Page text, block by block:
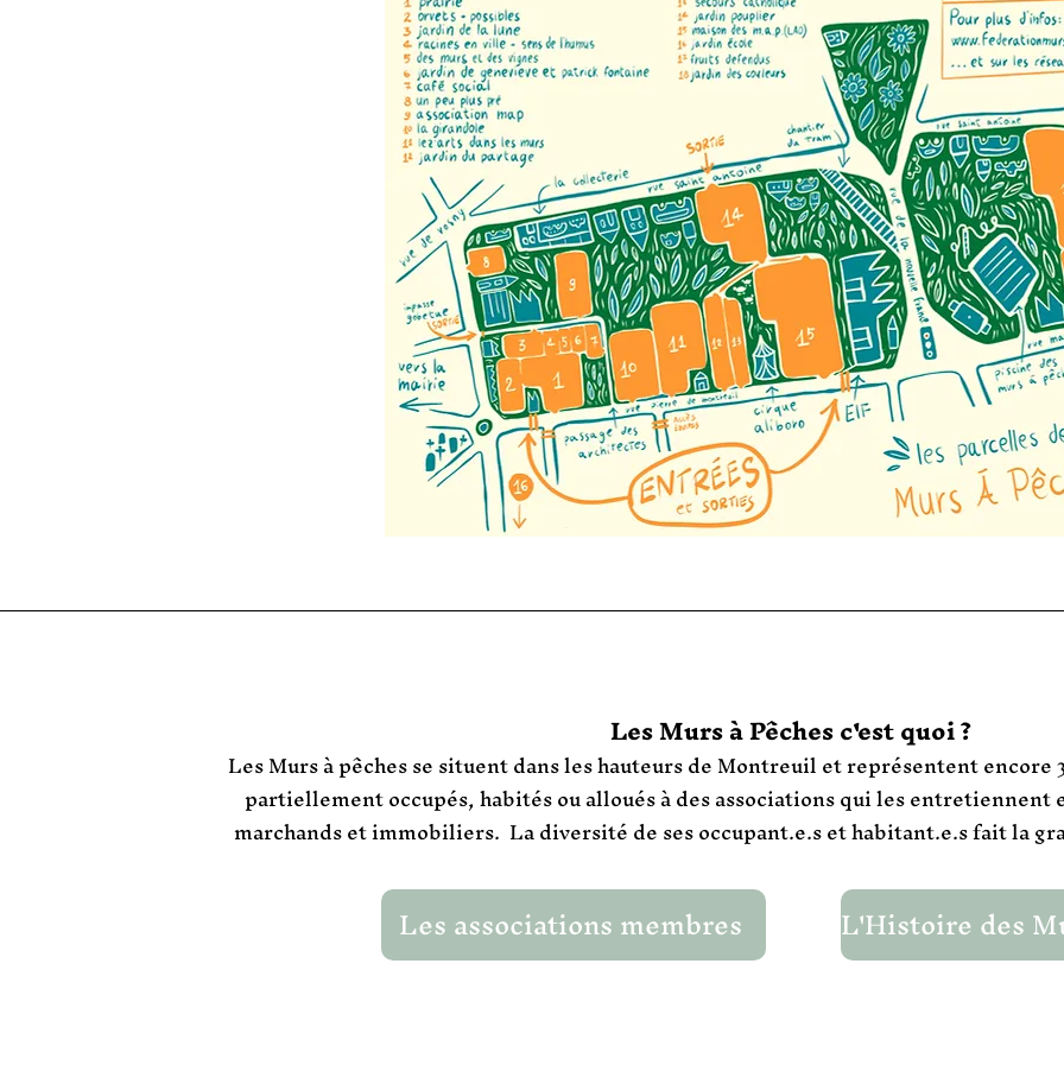
Les Murs à Pêches c'est quoi ?
LesMurs à pêchesse situent dans les hauteurs de Montreuil et représentent encore
partiellement occupés, habités ou alloués à des associations qui les
marchands et immobiliers. La diversité de ses occupant.e.s et habitant.e.s fait la
Les associations membres